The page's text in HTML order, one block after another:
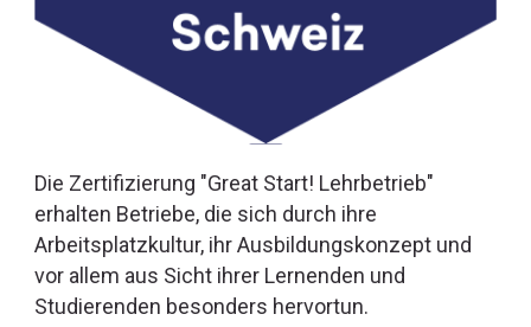
Die Zertifizierung "Great Start! Lehrbetrieb"
erhalten Betriebe, die sich durch ihre
Arbeitsplatzkultur, ihr Ausbildungskonzept und
vor allem aus Sicht ihrer Lernenden und
Studierenden besonders hervortun.